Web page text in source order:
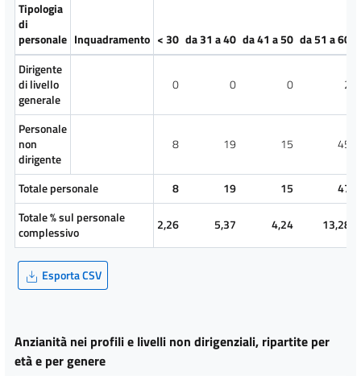
Tipologia
di
personale Inquadramento < 30 da 31 a 40 da 41 a 50 da 51 a 60
Dirigente
di livello
generale
0 0 0 2
Personale
non
dirigente
8 19 15 45
Totale personale 8 19 15
47
Totale % sul personale
complessivo
2,26 5,37 4,24 13,28
Esporta CSV
Anzianità nei profili e livelli non dirigenziali, ripartite per
età e per genere